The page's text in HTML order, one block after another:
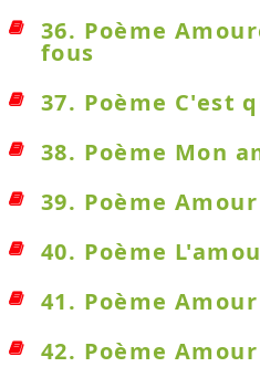
36. Poème
fous
37. Poème C'est
38. Poème Mon
39. Poème Amour
40. Poème
41. Poème
42. Poème